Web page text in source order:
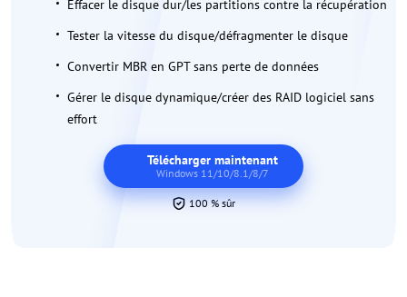
Effacer le disque dur/les partitions contre la récupération
Tester la vitesse du disque/défragmenter le disque
Convertir MBR en GPT sans perte de données
Gérer le disque dynamique/créer des RAID logiciel sans
effort
Télécharger maintenant
Windows 11/10/8.1/8/7
100 % sûr